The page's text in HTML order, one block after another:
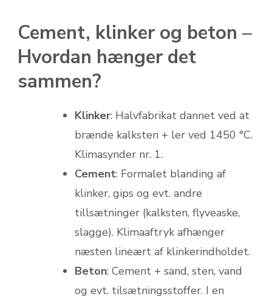
Cement, klinker og beton –
Hvordan hænger det
sammen?
Klinker: Halvfabrikat dannet ved at
brænde kalksten + ler ved 1450 °C.
Klimasynder nr. 1.
Cement: Formalet blanding af
klinker, gips og evt. andre
tillsætninger (kalksten, flyveaske,
slagge). Klimaaftryk afhænger
næsten lineært af klinkerindholdet.
Beton: Cement + sand, sten, vand
og evt. tilsætningsstoffer. I en